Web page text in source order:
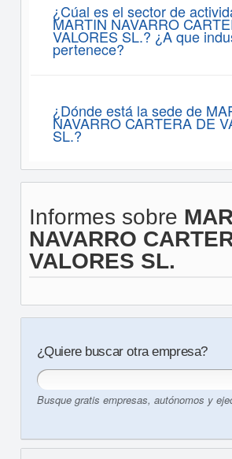
¿Cúal es el sector de
MARTIN NAVARRO
VALORES SL.? ¿A que
pertenece?
¿Dónde está la sede de
NAVARRO CARTERA DE
SL.?
Informes sobre
NAVARRO
VALORES SL.
¿Quiere buscar otra empresa?
Busque gratis empresas, autónomos y